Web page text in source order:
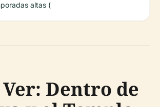
altas (
Ver: Dentro de